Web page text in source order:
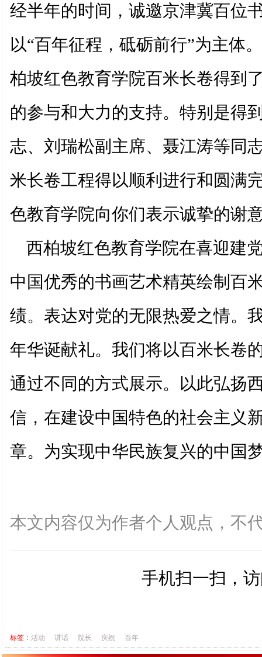
经半年的时间，诚邀京津冀百位
以“百年征程，砥砺前行”为主体
柏坡红色教育学院百米长卷得到
的参与和大力的支持。特别是得
志、刘瑞松副主席、聂江涛等同
米长卷工程得以顺利进行和圆满
色教育学院向你们表示诚挚的谢
西柏坡红色教育学院在喜迎建
中国优秀的书画艺术精英绘制百
绩。表达对党的无限热爱之情。
年华诞献礼。我们将以百米长卷
通过不同的方式展示。以此弘扬
信，在建设中国特色的社会主义
章。为实现中华民族复兴的中国
本文内容仅为作者个人观点，不
手机扫一扫，
标签： 活动 讲话 院长 庆祝 百年